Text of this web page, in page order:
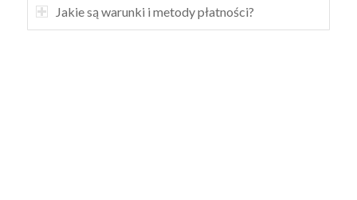
Jakie są warunki i metody płatności?